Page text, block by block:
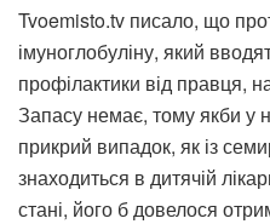
Tvoemisto.tv писало, що
імуноглобуліну, який
профілактики від правця,
Запасу немає, тому якби у
прикрий випадок, як із
знаходиться в дитячій
стані, його б довелося